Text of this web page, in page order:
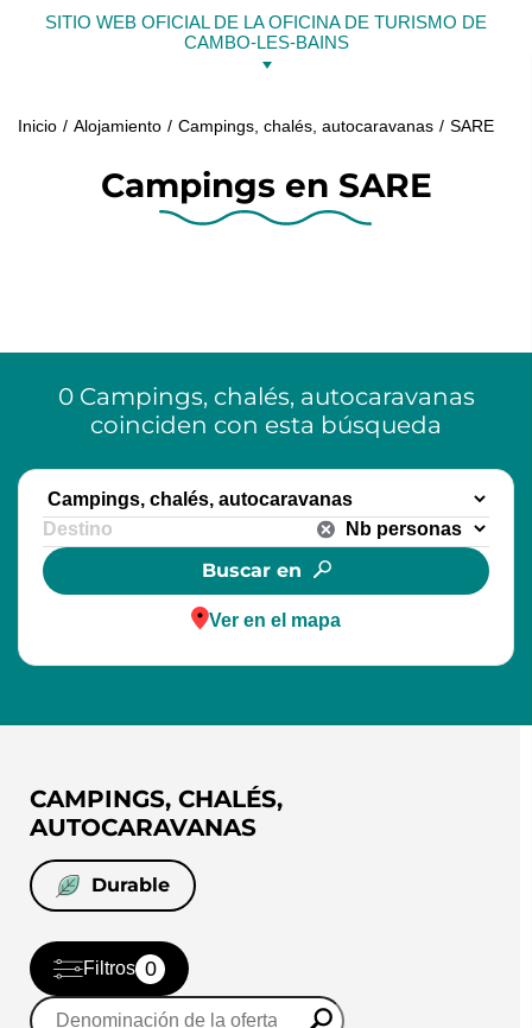
SITIO WEB OFICIAL DE LA OFICINA DE TURISMO DE
CAMBO-LES-BAINS
Inicio Alojamiento Campings, chalés, autocaravanas SARE
Campings en SARE
0 Campings, chalés, autocaravanas
coinciden con esta búsqueda
Buscar en
Ver en el mapa
CAMPINGS, CHALÉS,
AUTOCARAVANAS
Durable
Filtros 0